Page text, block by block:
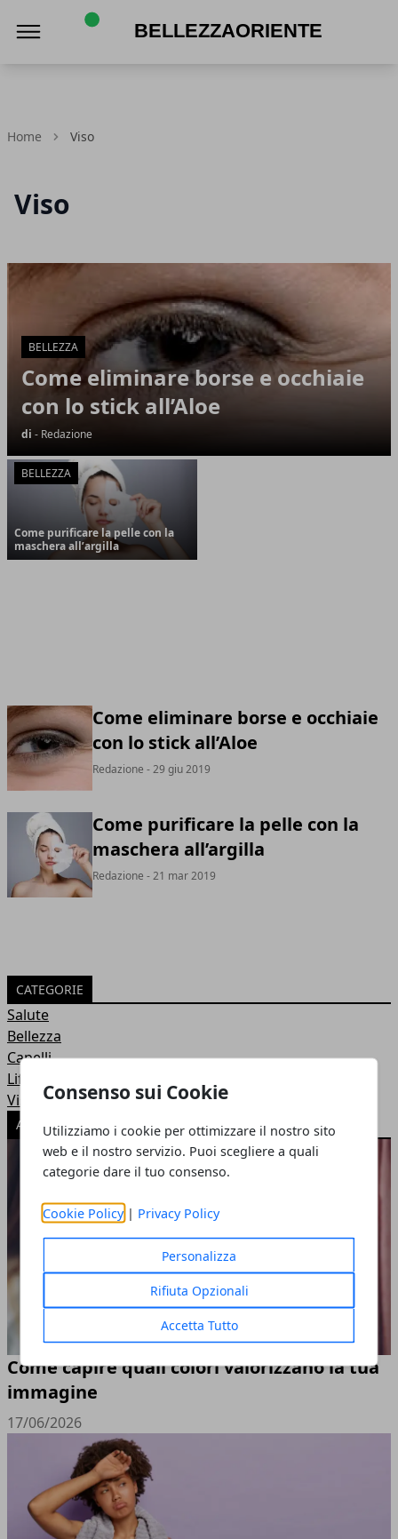
Consenso sui Cookie
Utilizziamo i cookie per ottimizzare il nostro sito
web e il nostro servizio. Puoi scegliere a quali
categorie dare il tuo consenso.
Cookie Policy | Privacy Policy
Personalizza
Rifiuta Opzionali
Accetta Tutto
Home Viso
Viso
Articoli in Evidenza
BELLEZZA
Come eliminare borse e occhiaie
con lo stick all’Aloe
di - Redazione
BELLEZZA
Come purificare la pelle con la
maschera all’argilla
Come eliminare borse e occhiaie
con lo stick all’Aloe
Redazione - 29 giu 2019
Come purificare la pelle con la
maschera all’argilla
Redazione - 21 mar 2019
CATEGORIE
Salute
Bellezza
Capelli
Lifestyle
Viso
ARTICOLI POPOLARI
Come capire quali colori valorizzano la tua
immagine
17/06/2026